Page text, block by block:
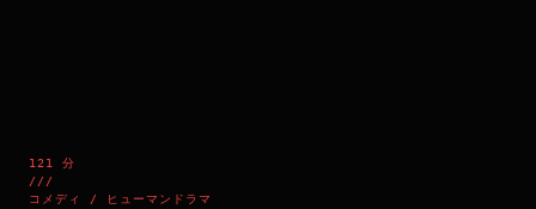
121 分
///
コメディ / ヒューマンドラマ